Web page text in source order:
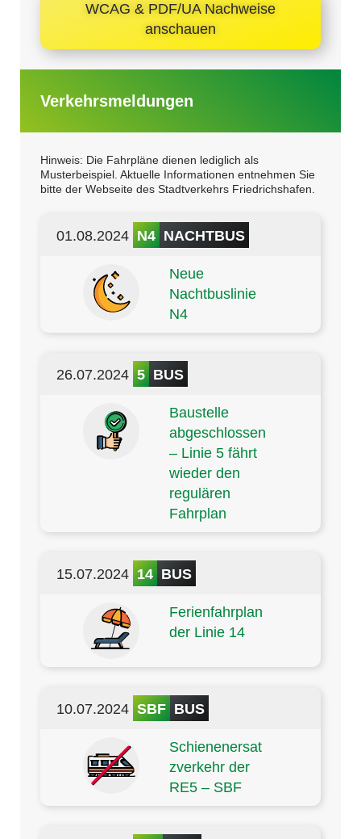
WCAG & PDF/UA Nachweise
anschauen
Verkehrsmeldungen
Hinweis: Die Fahrpläne dienen lediglich als
Musterbeispiel. Aktuelle Informationen entnehmen Sie
bitte der Webseite des Stadtverkehrs Friedrichshafen.
01.08.2024 N4 NACHTBUS
Neue
Nachtbuslinie
N4
26.07.2024 5 BUS
Baustelle
abgeschlossen
– Linie 5 fährt
wieder den
regulären
Fahrplan
15.07.2024 14 BUS
Ferienfahrplan
der Linie 14
10.07.2024 SBF BUS
Schienenersat
zverkehr der
RE5 – SBF